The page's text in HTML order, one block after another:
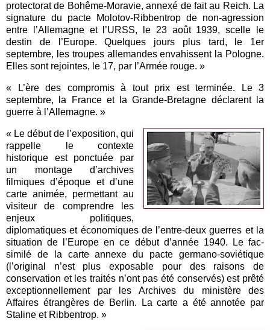
protectorat de Bohême-Moravie, annexé de fait au Reich. La
signature du pacte Molotov-Ribbentrop de non-agression
entre l’Allemagne et l’URSS, le 23 août 1939, scelle le
destin de l’Europe. Quelques jours plus tard, le 1er
septembre, les troupes allemandes envahissent la Pologne.
Elles sont rejointes, le 17, par l’Armée rouge. »
« L’ère des compromis à tout prix est terminée. Le 3
septembre, la France et la Grande-Bretagne déclarent la
guerre à l’Allemagne. »
« Le début de l’exposition, qui
rappelle le contexte
historique est ponctuée par
un montage d’archives
filmiques d’époque et d’une
carte animée, permettant au
visiteur de comprendre les
enjeux politiques,
diplomatiques et économiques de l’entre-deux guerres et la
situation de l’Europe en ce début d’année 1940. Le fac-
similé de la carte annexe du pacte germano-soviétique
(l’original n’est plus exposable pour des raisons de
conservation et les traités n’ont pas été conservés) est prêté
exceptionnellement par les Archives du ministère des
Affaires étrangères de Berlin. La carte a été annotée par
Staline et Ribbentrop. »